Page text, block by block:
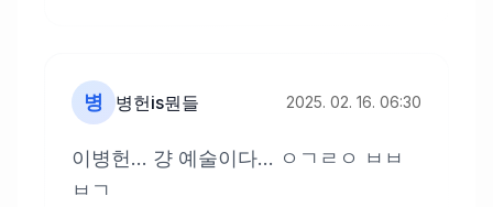
병 병헌is뭔들 2025. 02. 16. 06:30
이병헌... 걍 예술이다... ㅇㄱㄹㅇ ㅂㅂ
ㅂㄱ